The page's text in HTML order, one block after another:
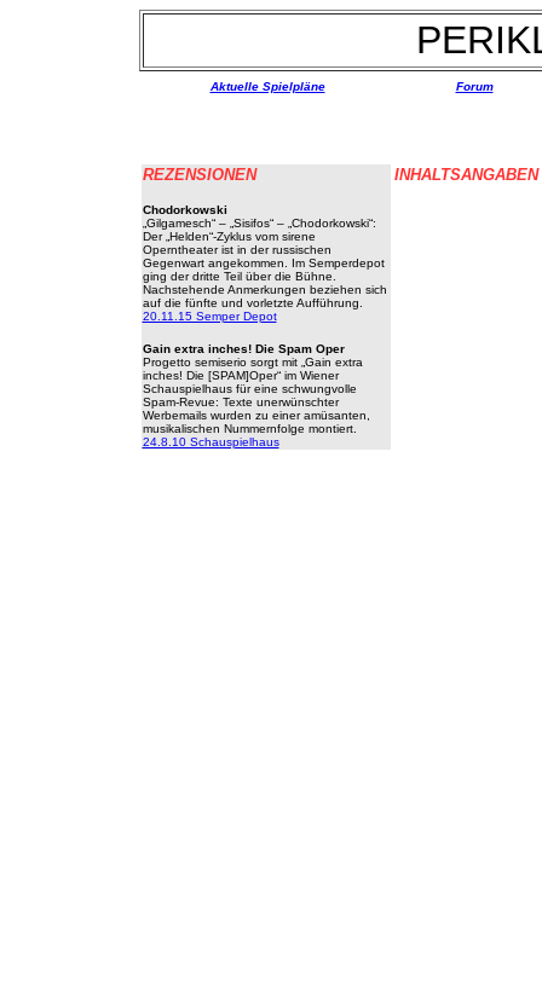
Aktuelle Spielpläne Forum
REZENSIONEN
Chodorkowski
„Gilgamesch“ – „Sisifos“ – „Chodorkowski“:
Der „Helden“-Zyklus vom sirene
Operntheater ist in der russischen
Gegenwart angekommen. Im Semperdepot
ging der dritte Teil über die Bühne.
Nachstehende Anmerkungen beziehen sich
auf die fünfte und vorletzte Aufführung.
20.11.15 Semper Depot
Gain extra inches! Die Spam Oper
Progetto semiserio sorgt mit „Gain extra
inches! Die [SPAM]Oper“ im Wiener
Schauspielhaus für eine schwungvolle
Spam-Revue: Texte unerwünschter
Werbemails wurden zu einer amüsanten,
musikalischen Nummernfolge montiert.
24.8.10 Schauspielhaus
INHALTSANGABEN